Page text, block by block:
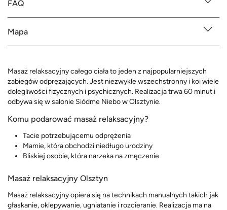
FAQ
Mapa
Masaż relaksacyjny całego ciała to jeden z najpopularniejszych
zabiegów odprężających. Jest niezwykle wszechstronny i koi wiele
dolegliwości fizycznych i psychicznych. Realizacja trwa 60 minut i
odbywa się w salonie Siódme Niebo w Olsztynie.
Komu podarować masaż relaksacyjny?
Tacie potrzebującemu odprężenia
Mamie, która obchodzi niedługo urodziny
Bliskiej osobie, która narzeka na zmęczenie
Masaż relaksacyjny Olsztyn
Masaż relaksacyjny opiera się na technikach manualnych takich jak
głaskanie, oklepywanie, ugniatanie i rozcieranie. Realizacja ma na